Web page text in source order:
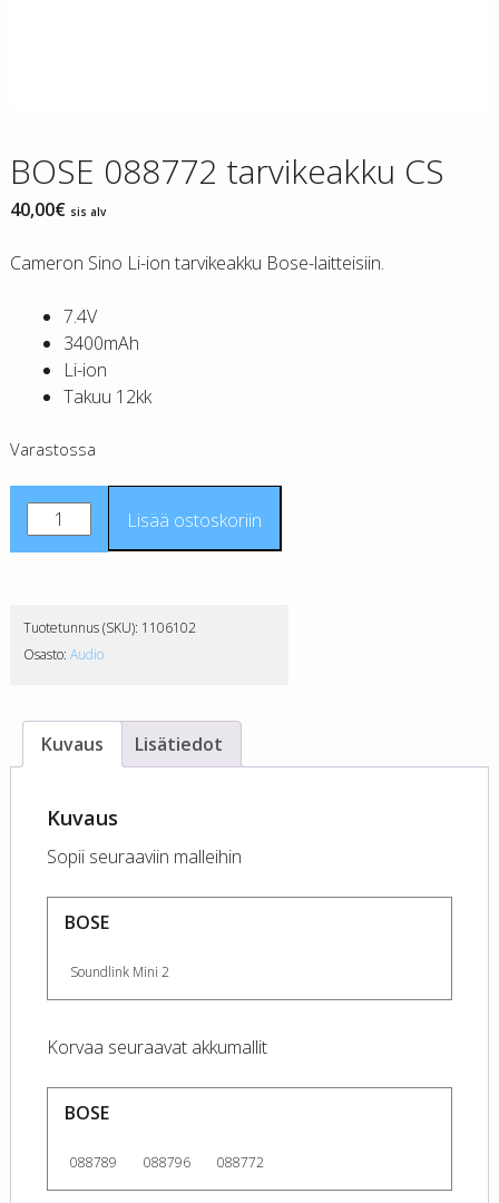
BOSE 088772 tarvikeakku CS
40,00€ sis alv
Cameron Sino Li-ion tarvikeakku Bose-laitteisiin.
7.4V
3400mAh
Li-ion
Takuu 12kk
Varastossa
BOSE
088772
määrä
Lisää ostoskoriin
Tuotetunnus (SKU): 1106102
Osasto: Audio
Kuvaus Lisätiedot
Kuvaus
Sopii seuraaviin malleihin
BOSE
Soundlink Mini 2
Korvaa seuraavat akkumallit
BOSE
088789 088796 088772